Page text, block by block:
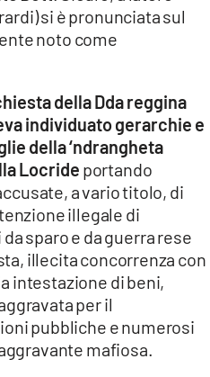
si è pronunciata sul
noto come
della Dda reggina
individuato gerarchie e
della ‘ndrangheta
Locride portando
a vario titolo, di
illegale di
sparo e da guerra rese
illecita concorrenza con
intestazione di beni,
per il
pubbliche e numerosi
mafiosa.